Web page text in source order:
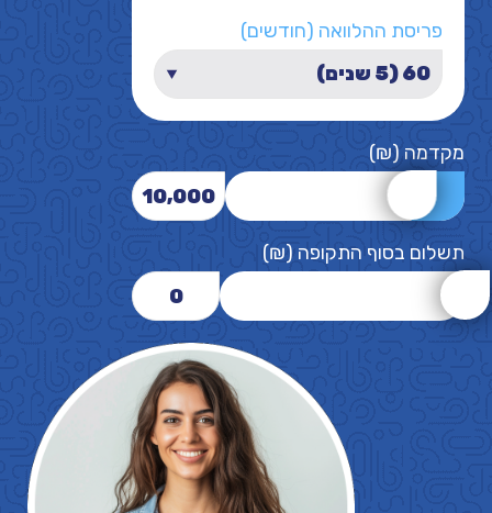
פריסת ההלוואה (חודשים)
מקדמה (₪)
10,000
תשלום בסוף התקופה (₪)
0